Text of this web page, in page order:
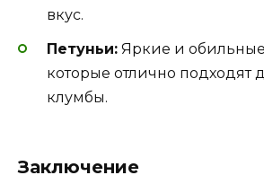
вкус.
Петуньи: Яркие и
которые отлично подходят
клумбы.
Заключение